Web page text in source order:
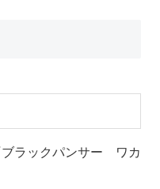
ブラックパンサー ワカ